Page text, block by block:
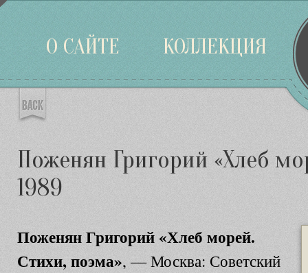
О САЙТЕ КОЛЛЕКЦИЯ
Поженян Григорий «Хлеб
1989
Поженян Григорий «Хлеб морей.
Стихи, поэма», — Москва: Советский